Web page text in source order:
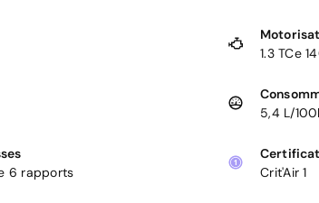
1.3 TCe
5,4 L/
6 rapports
Certificat
Crit'Air 1